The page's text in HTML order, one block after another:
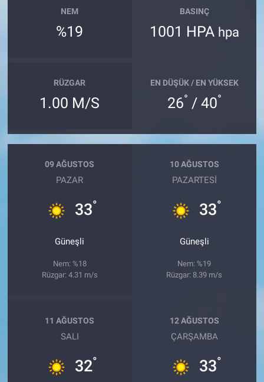
NEM
%19
BASINÇ
1001 HPA hpa
RÜZGAR
1.00 M/S
EN DÜŞÜK / EN YÜKSEK
26° / 40°
09 AĞUSTOS
PAZAR
33°
Güneşli
Nem: %18
Rüzgar: 4.31 m/s
10 AĞUSTOS
PAZARTESI
33°
Güneşli
Nem: %19
Rüzgar: 8.39 m/s
11 AĞUSTOS
SALI
32°
12 AĞUSTOS
ÇARŞAMBA
33°